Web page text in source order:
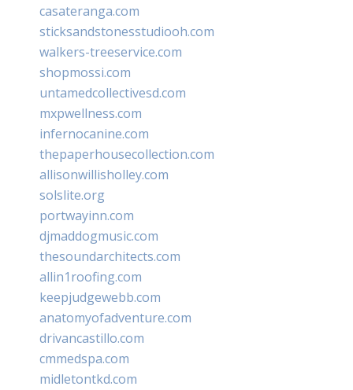
casateranga.com
sticksandstonesstudiooh.com
walkers-treeservice.com
shopmossi.com
untamedcollectivesd.com
mxpwellness.com
infernocanine.com
thepaperhousecollection.com
allisonwillisholley.com
solslite.org
portwayinn.com
djmaddogmusic.com
thesoundarchitects.com
allin1roofing.com
keepjudgewebb.com
anatomyofadventure.com
drivancastillo.com
cmmedspa.com
midletontkd.com